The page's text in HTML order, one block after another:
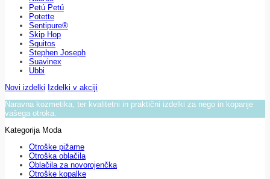
Petú Petú
Potette
Sentipure®
Skip Hop
Squitos
Stephen Joseph
Suavinex
Ubbi
Novi izdelki Izdelki v akciji
Naravna kozmetika, ter kvalitetni in praktični izdelki za nego in kopanje
vašega otroka.
Kategorija Moda
Otroške pižame
Otroška oblačila
Oblačila za novorojenčka
Otroške kopalke